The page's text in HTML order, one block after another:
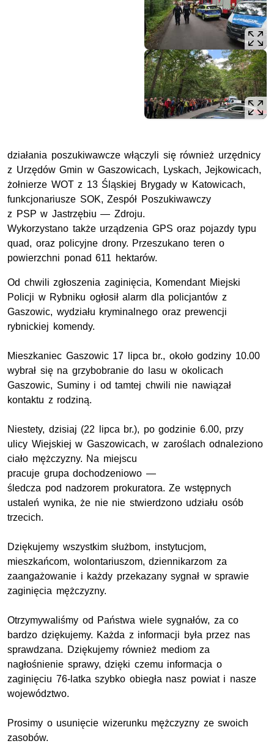
działania poszukiwawcze włączyli się również urzędnicy
z Urzędów Gmin w Gaszowicach, Lyskach, Jejkowicach,
żołnierze WOTz 13 Śląskiej Brygady w Katowicach,
funkcjonariusze SOK, Zespół Poszukiwawczy
z PSP w Jastrzębiu — Zdroju.
Wykorzystano także urządzenia GPS oraz pojazdy typu
quad, oraz policyjne drony. Przeszukano teren o
powierzchni ponad 611 hektarów.
Od chwili zgłoszenia zaginięcia, Komendant Miejski
Policji w Rybniku ogłosił alarm dla policjantów z
Gaszowic, wydziału kryminalnego oraz prewencji
rybnickiej komendy.
Mieszkaniec Gaszowic 17 lipca br., około godziny 10.00
wybrał się na grzybobranie do lasu w okolicach
Gaszowic, Suminy i od tamtej chwili nie nawiązał
kontaktu z rodziną.
Niestety, dzisiaj (22 lipca br.), po godzinie 6.00, przy
ulicy Wiejskiej w Gaszowicach, w zaroślach odnaleziono
ciało mężczyzny. Na miejscu
pracuje grupa dochodzeniowo —
śledcza pod nadzorem prokuratora. Ze wstępnych
ustaleń wynika, że nie nie stwierdzono udziału osób
trzecich.
Dziękujemy wszystkim służbom, instytucjom,
mieszkańcom, wolontariuszom, dziennikarzom za
zaangażowanie i każdy przekazany sygnał w sprawie
zaginięcia mężczyzny.
Otrzymywaliśmy od Państwa wiele sygnałów, za co
bardzo dziękujemy. Każda z informacji była przez nas
sprawdzana. Dziękujemy również mediom za
nagłośnienie sprawy, dzięki czemu informacja o
zaginięciu 76-latka szybko obiegła nasz powiat i nasze
województwo.
Prosimy o usunięcie wizerunku mężczyzny ze swoich
zasobów.